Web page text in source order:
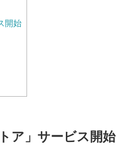
開始
ア」サービス開始